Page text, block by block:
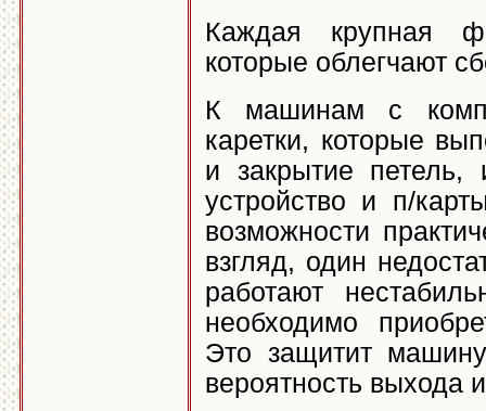
Каждая крупная
которые облегчают
К машинам с
каретки, которые
и закрытие
устройство и п/
возможности
взгляд, один
работают
необходимо
Это защитит
вероятность выхода